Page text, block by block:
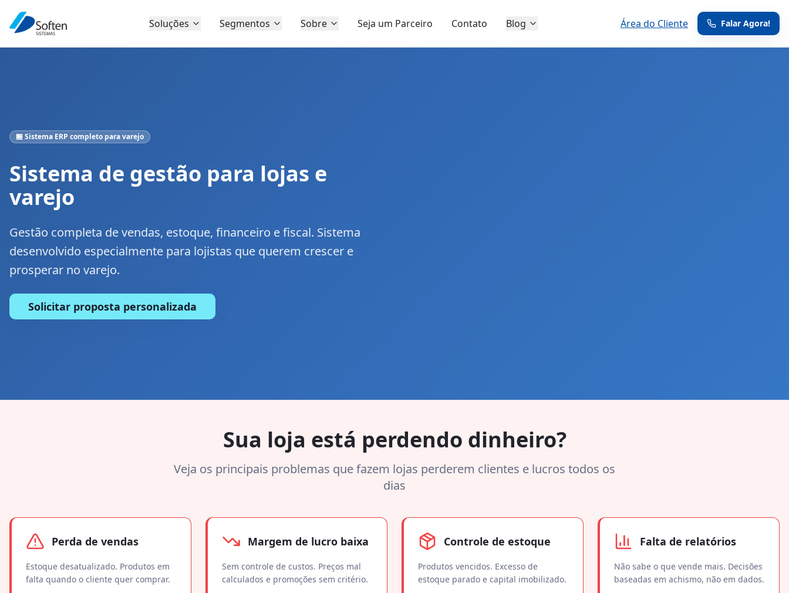
Soluções Segmentos Sobre Seja um Parceiro Contato Blog Área do Cliente Falar Agora!
🏪 Sistema ERP completo para varejo
Sistema de gestão para lojas e
varejo
Gestão completa de vendas, estoque, financeiro e fiscal. Sistema
desenvolvido especialmente para lojistas que querem crescer e
prosperar no varejo.
Solicitar proposta personalizada
Sua loja está perdendo dinheiro?
Veja os principais problemas que fazem lojas perderem clientes e lucros todos os
dias
Perda de vendas
Estoque desatualizado. Produtos em
falta quando o cliente quer comprar.
Margem de lucro baixa
Sem controle de custos. Preços mal
calculados e promoções sem critério.
Controle de estoque
Produtos vencidos. Excesso de
estoque parado e capital imobilizado.
Falta de relatórios
Não sabe o que vende mais. Decisões
baseadas em achismo, não em dados.